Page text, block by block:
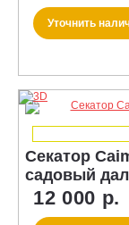
Уточнить
Секатор
садовый
12 000 р.